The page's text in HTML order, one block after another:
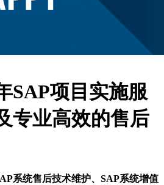
SAP项目实施服
专业高效的售后
系统售后技术维护、SAP系统增值